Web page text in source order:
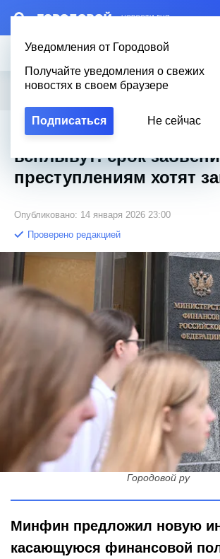
– НОВОСТИ ДНЯ
Уведомления от Городовой
Получайте уведомления о свежих
новостях в своем браузере
Подписаться Не сейчас
Новости Эксклюзив Вопросы о
Городовой Новости Петербурга / Старые налоговые
Старые налоговые
всплывут: срок
преступлениям хотят
Опубликовано: 14 января 2026 23:00
Проверено редакцией
Старые налоговые грешки всплывут:
преступлениям хотят
Городовой ру
Минфин предложил новую
касающуюся финансовой